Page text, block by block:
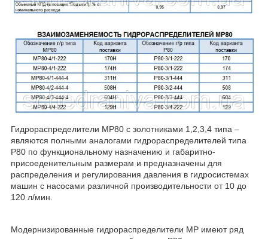
Гидрораспределители МР80 с золотниками 1,2,3,4 типа –
являются полными аналогами гидрораспределителей типа
Р80 по функциональному назначению и габаритно-
присоеденительным размерам и предназначены для
распределения и регулирования давления в гидросистемах
машин с насосами различной производительности от 10 до
120 л/мин.
Модернизированные гидрораспределители МР имеют ряд